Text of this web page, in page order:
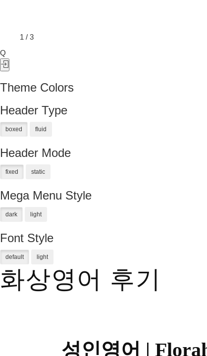
1 / 3
Q
Theme Colors
Header Type
Header Mode
Mega Menu Style
Font Style
화상영어 후기
성인영어 |